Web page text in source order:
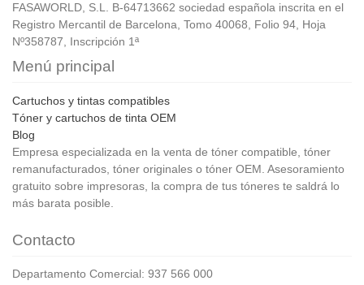
FASAWORLD, S.L. B-64713662 sociedad española inscrita en el
Registro Mercantil de Barcelona, Tomo 40068, Folio 94, Hoja
Nº358787, Inscripción 1ª
Menú principal
Cartuchos y tintas compatibles
Tóner y cartuchos de tinta OEM
Blog
Empresa especializada en la venta de tóner compatible, tóner
remanufacturados, tóner originales o tóner OEM. Asesoramiento
gratuito sobre impresoras, la compra de tus tóneres te saldrá lo
más barata posible.
Contacto
Departamento Comercial: 937 566 000